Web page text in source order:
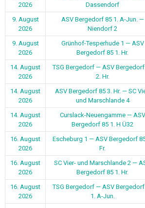
2026
Dassendorf
9. August
2026
ASV Bergedorf 85 1. A-Jun. —
Niendorf 2
9. August
2026
Grünhof-Tesperhude 1 — ASV
Bergedorf 85 1. Hr.
14. August
2026
TSG Bergedorf — ASV Bergedorf
2. Hr.
14. August
2026
ASV Bergedorf 85 3. Hr. — SC
und Marschlande 4
14. August
2026
Curslack-Neuengamme — ASV
Bergedorf 85 1. H Ü32
16. August
2026
Escheburg 1 — ASV Bergedorf
Fr.
16. August
2026
SC Vier- und Marschlande 2 —
Bergedorf 85 1. Hr.
16. August
2026
TSG Bergedorf — ASV Bergedorf
1. A-Jun.